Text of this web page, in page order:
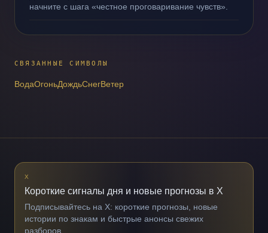
начните с шага «честное проговаривание чувств».
СВЯЗАННЫЕ СИМВОЛЫ
ВодаОгоньДождьСнегВетер
X
Короткие сигналы дня и новые прогнозы в X
Подписывайтесь на X: короткие прогнозы, новые
истории по знакам и быстрые анонсы свежих
разборов.